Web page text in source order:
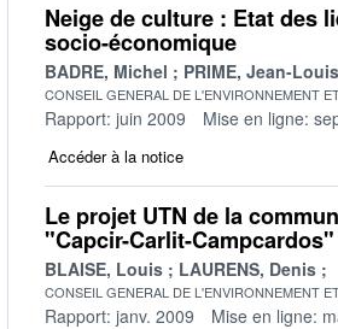
Neige de culture : Etat des
socio-économique
BADRE, Michel PRIME, Jean-Louis
CONSEIL GENERAL DE L'ENVIRONNEMENT
Rapport: juin 2009 Mise en ligne:
Accéder à la notice
Le projet UTN de la
"Capcir-Carlit-Campcardos"
BLAISE, Louis LAURENS, Denis
CONSEIL GENERAL DE L'ENVIRONNEMENT
Rapport: janv. 2009 Mise en ligne: